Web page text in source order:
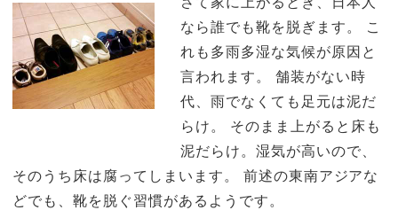
なら誰でも靴を脱ぎます。 こ
れも多雨多湿な気候が原因と
言われます。 舗装がない時
代、雨でなくても足元は泥だ
らけ。 そのまま上がると床も
泥だらけ。湿気が高いので、
そのうち床は腐ってしまいます。 前述の東南アジアな
どでも、靴を脱ぐ習慣があるようです。